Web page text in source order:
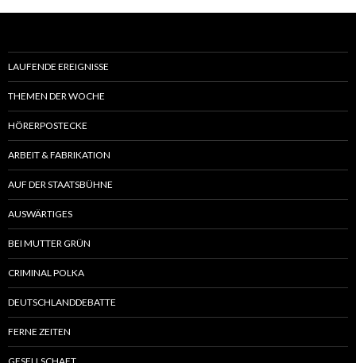
LAUFENDE EREIGNISSE
THEMEN DER WOCHE
HÖRERPOSTECKE
ARBEIT & FABRIKATION
AUF DER STAATSBÜHNE
AUSWÄRTIGES
BEI MUTTER GRÜN
CRIMINAL POLKA
DEUTSCHLANDDEBATTE
FERNE ZEITEN